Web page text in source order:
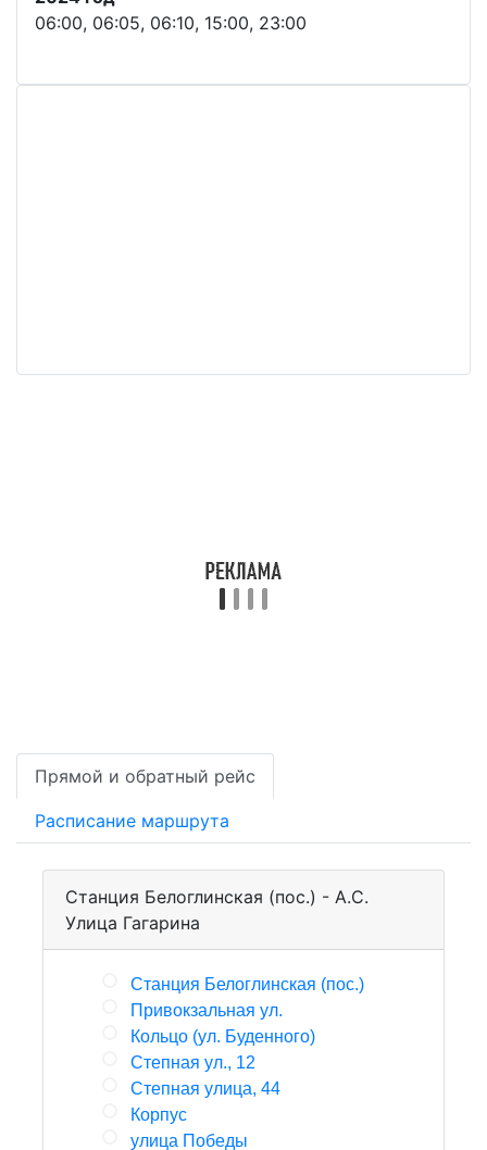
06:00, 06:05, 06:10, 15:00, 23:00
Прямой и обратный рейс
Расписание маршрута
Станция Белоглинская (пос.) - А.С.
Улица Гагарина
Станция Белоглинская (пос.)
Привокзальная ул.
Кольцо (ул. Буденного)
Степная ул., 12
Степная улица, 44
Корпус
улица Победы